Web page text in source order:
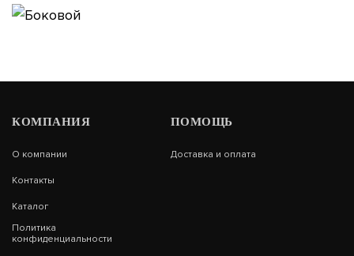
КОМПАНИЯ
О компании
Контакты
Каталог
Политика
конфиденциальности
ПОМОЩЬ
Доставка и оплата